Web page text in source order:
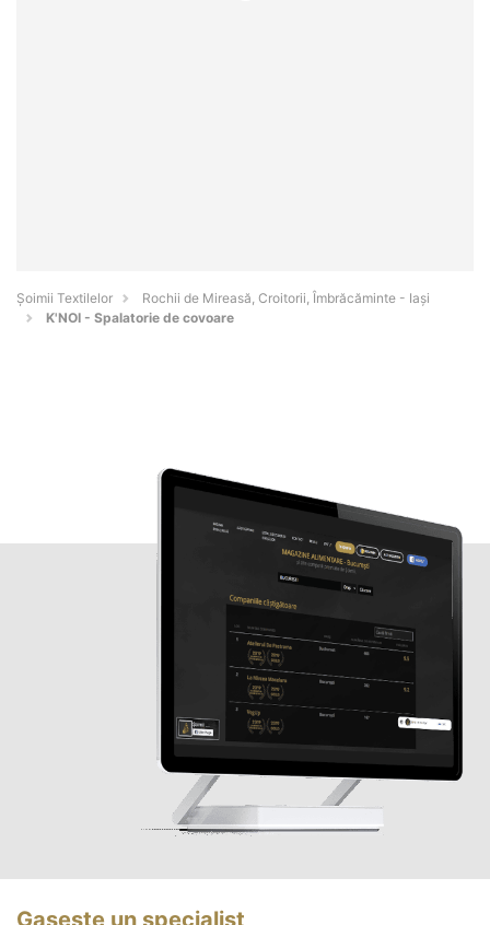
Șoimii Textilelor
Rochii de Mireasă, Croitorii, Îmbrăcăminte - Iaşi
K'NOI - Spalatorie de covoare
Gasește un specialist